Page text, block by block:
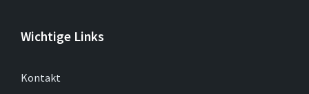
Wichtige Links
Kontakt